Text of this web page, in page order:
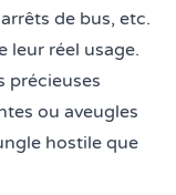
de bus, etc.
leur réel usage.
précieuses
ou aveugles
hostile que